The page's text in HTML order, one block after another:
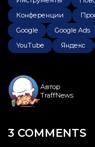
Конференции
Google
Google Ads
YouTube
Яндекс
Автор
TraffNews
3 COMMENTS